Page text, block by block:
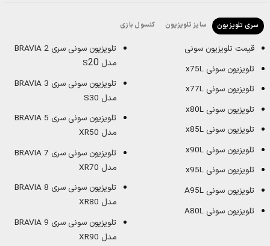
سری تلویزیون سایز تلویزیون کنسول بازی
قیمت تلویزیون سونی
تلویزیون سونی x75L
تلویزیون سونی x77L
تلویزیون سونی x80L
تلویزیون سونی x85L
تلویزیون سونی x90L
تلویزیون سونی x95L
تلویزیون سونی A95L
تلویزیون سونی A80L
تلویزیون سونی سری BRAVIA 2
مدل S 20
تلویزیون سونی سری BRAVIA 3
مدل S30
تلویزیون سونی سری BRAVIA 5
مدل XR50
تلویزیون سونی سری BRAVIA 7
مدل XR70
تلویزیون سونی سری BRAVIA 8
مدل XR80
تلویزیون سونی سری BRAVIA 9
مدل XR90